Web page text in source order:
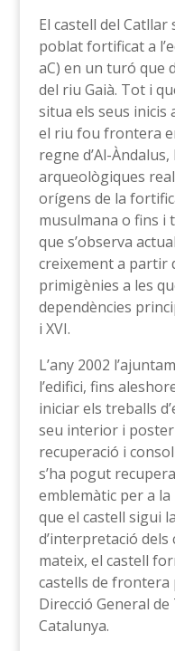
El castell del Catllar
poblat fortificat a
aC) en un turó que
del riu Gaià. Tot i
situa els seus inicis
el riu fou frontera
regne d’Al-
arqueològiques
orígens de la
musulmana o fins i
que s’observa
creixement a partir
primigènies a les
dependències
i XVI.
L’any 2002
l’edifici, fins
iniciar els treballs
seu interior i
recuperació i
s’ha pogut
emblemàtic per a
que el castell sigui
d’interpretació dels
mateix, el castell
castells de frontera
Direcció General
Catalunya.